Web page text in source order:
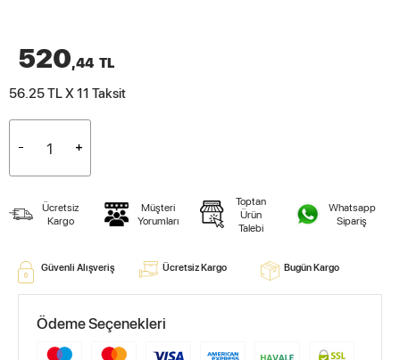
520,44 TL
56.25 TL X 11 Taksit
Ücretsiz
Kargo
Müşteri
Yorumları
Toptan
Ürün
Talebi
Whatsapp
Sipariş
Güvenli Alışveriş Ücretsiz Kargo Bugün Kargo
Ödeme Seçenekleri